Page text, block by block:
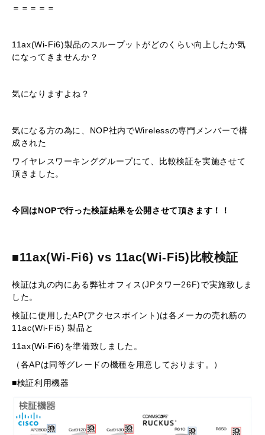
＝＝＝＝＝
11ax(Wi-Fi6)製品のスループットがどのくらい向上したか気
になってきませんか？
気になりますよね？
気になる方の為に、NOP社内でWirelessの専門メンバーで構
成された
ワイヤレスワーキンググループにて、比較検証を実施させて
頂きました。
今回はNOPで行った検証結果を公開させて頂きます！！
■11ax(Wi-Fi6) vs 11ac(Wi-Fi5)比較検証
検証は丸の内にある弊社オフィス(JPタワー26F)で実施致しま
した。
検証に使用したAP(アクセスポイント)は各メーカの売れ筋の
11ac(Wi-Fi5) 製品と
11ax(Wi-Fi6)を準備致しました。
（各APは同等グレードの機種を用意しております。）
■検証利用機器